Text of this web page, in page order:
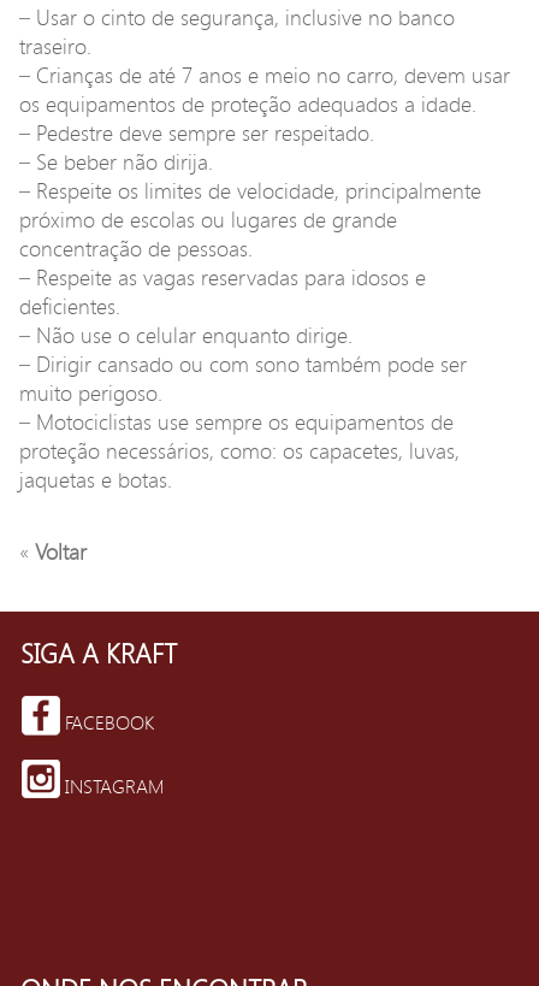
– Usar o cinto de segurança, inclusive no banco
traseiro.
– Crianças de até 7 anos e meio no carro, devem usar
os equipamentos de proteção adequados a idade.
– Pedestre deve sempre ser respeitado.
– Se beber não dirija.
– Respeite os limites de velocidade, principalmente
próximo de escolas ou lugares de grande
concentração de pessoas.
– Respeite as vagas reservadas para idosos e
deficientes.
– Não use o celular enquanto dirige.
– Dirigir cansado ou com sono também pode ser
muito perigoso.
– Motociclistas use sempre os equipamentos de
proteção necessários, como: os capacetes, luvas,
jaquetas e botas.
« Voltar
SIGA A KRAFT
FACEBOOK
INSTAGRAM